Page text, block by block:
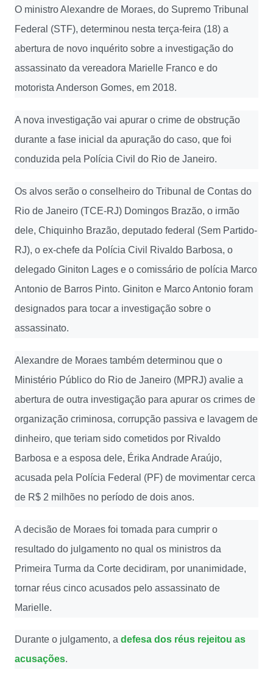
O ministro Alexandre de Moraes, do Supremo Tribunal
Federal (STF), determinou nesta terça-feira (18) a
abertura de novo inquérito sobre a investigação do
assassinato da vereadora Marielle Franco e do
motorista Anderson Gomes, em 2018.
A nova investigação vai apurar o crime de obstrução
durante a fase inicial da apuração do caso, que foi
conduzida pela Polícia Civil do Rio de Janeiro.
Os alvos serão o conselheiro do Tribunal de Contas do
Rio de Janeiro (TCE-RJ) Domingos Brazão, o irmão
dele, Chiquinho Brazão, deputado federal (Sem Partido-
RJ), o ex-chefe da Polícia Civil Rivaldo Barbosa, o
delegado Giniton Lages e o comissário de polícia Marco
Antonio de Barros Pinto. Giniton e Marco Antonio foram
designados para tocar a investigação sobre o
assassinato.
Alexandre de Moraes também determinou que o
Ministério Público do Rio de Janeiro (MPRJ) avalie a
abertura de outra investigação para apurar os crimes de
organização criminosa, corrupção passiva e lavagem de
dinheiro, que teriam sido cometidos por Rivaldo
Barbosa e a esposa dele, Érika Andrade Araújo,
acusada pela Polícia Federal (PF) de movimentar cerca
de R$ 2 milhões no período de dois anos.
A decisão de Moraes foi tomada para cumprir o
resultado do julgamento no qual os ministros da
Primeira Turma da Corte decidiram, por unanimidade,
tornar réus cinco acusados pelo assassinato de
Marielle.
Durante o julgamento, a defesa dos réus rejeitou as
acusações.